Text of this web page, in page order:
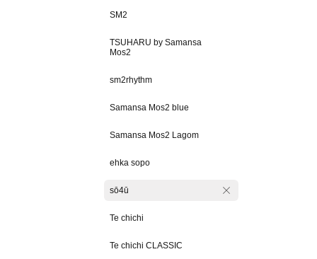
SM2
TSUHARU by Samansa
Mos2
sm2rhythm
Samansa Mos2 blue
Samansa Mos2 Lagom
ehka sopo
sō4ū
Te chichi
Te chichi CLASSIC